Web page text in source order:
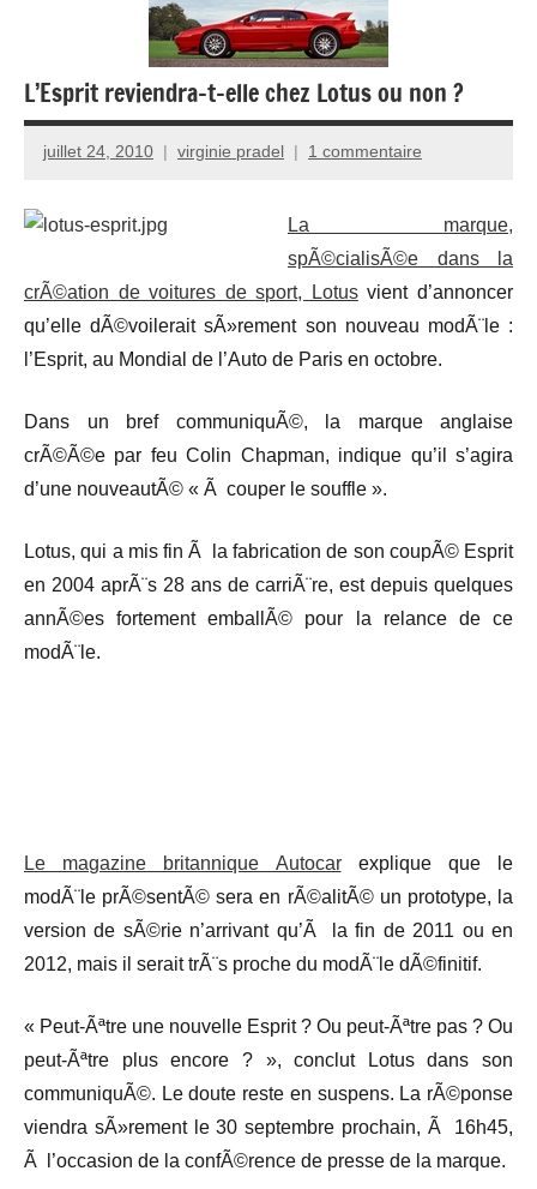
L’Esprit reviendra-t-elle chez Lotus ou non ?
juillet 24, 2010 virginie pradel 1 commentaire
La marque,
spÃ©cialisÃ©e dans la
crÃ©ation de voitures de sport, Lotusvient d’annoncer
qu’elle dÃ©voilerait sÃ»rement son nouveau modÃ¨le :
l’Esprit, au Mondial de l’Auto de Paris en octobre.
Dans un bref communiquÃ©, la marque anglaise
crÃ©Ã©e par feu Colin Chapman, indique qu’il s’agira
d’une nouveautÃ© « Ã couper le souffle ».
Lotus, qui a mis fin Ã la fabrication de son coupÃ© Esprit
en 2004 aprÃ¨s 28 ans de carriÃ¨re, est depuis quelques
annÃ©es fortement emballÃ© pour la relance de ce
modÃ¨le.
Le magazine britannique Autocarexplique que le
modÃ¨le prÃ©sentÃ© sera en rÃ©alitÃ© un prototype, la
version de sÃ©rie n’arrivant qu’Ã la fin de 2011 ou en
2012, mais il serait trÃ¨s proche du modÃ¨le dÃ©finitif.
« Peut-Ãªtre une nouvelle Esprit ? Ou peut-Ãªtre pas ? Ou
peut-Ãªtre plus encore ? », conclut Lotus dans son
communiquÃ©. Le doute reste en suspens. La rÃ©ponse
viendra sÃ»rement le 30 septembre prochain, Ã 16h45,
Ã l’occasion de la confÃ©rence de presse de la marque.